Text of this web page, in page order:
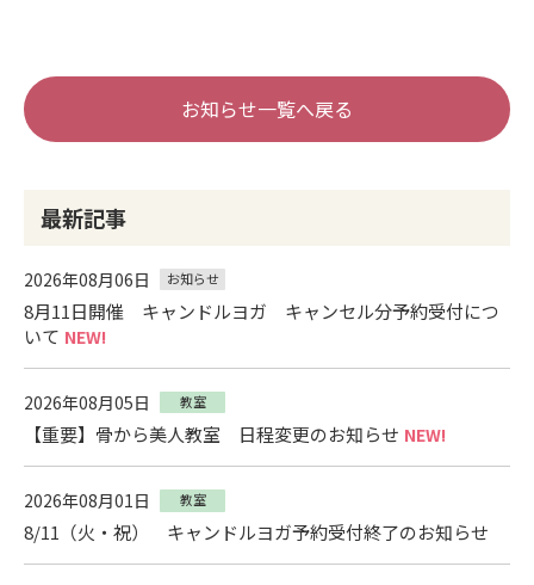
お知らせ一覧へ戻る
最新記事
2026年08月06日 お知らせ
8月11日開催 キャンドルヨガ キャンセル分予約受付につ
いて NEW!
2026年08月05日 教室
【重要】骨から美人教室 日程変更のお知らせ NEW!
2026年08月01日 教室
8/11（火・祝） キャンドルヨガ予約受付終了のお知らせ